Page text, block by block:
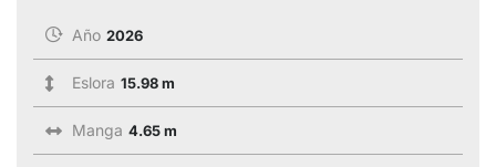
Año 2026
Eslora 15.98 m
Manga 4.65 m